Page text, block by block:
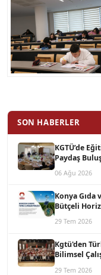
SON HABERLER
KGTÜ’de
Paydaş
06 Ağu 2026
Konya
Bütçeli
29 Tem 2026
Kgtü'den
Bilimsel
29 Tem 2026